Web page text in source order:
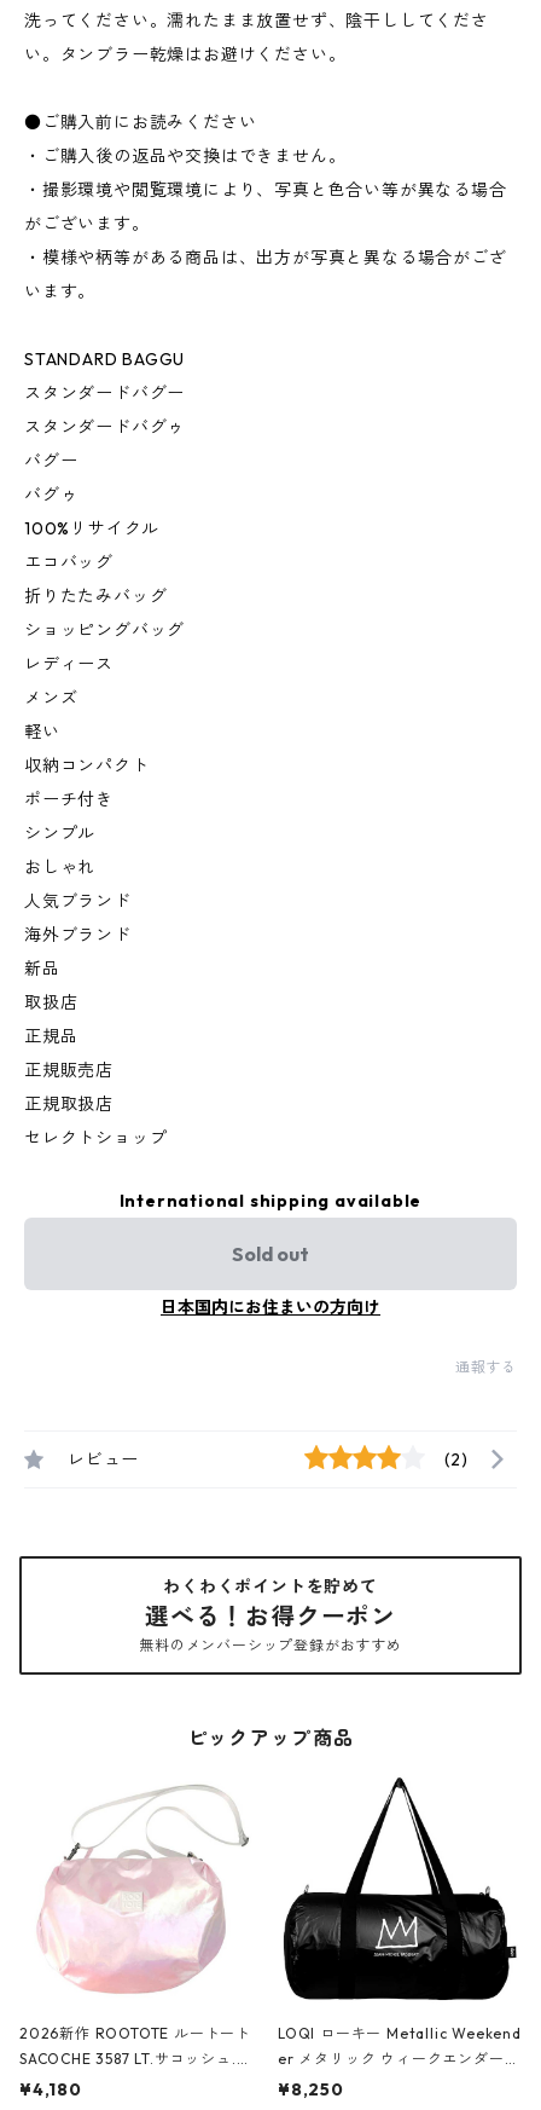
洗ってください。濡れたまま放置せず、陰干ししてくださ
い。タンブラー乾燥はお避けください。
●ご購入前にお読みください
・ご購入後の返品や交換はできません。
・撮影環境や閲覧環境により、写真と色合い等が異なる場合
がございます。
・模様や柄等がある商品は、出方が写真と異なる場合がござ
います。
STANDARD BAGGU
スタンダードバグー
スタンダードバグゥ
バグー
バグゥ
100%リサイクル
エコバッグ
折りたたみバッグ
ショッピングバッグ
レディース
メンズ
軽い
収納コンパクト
ポーチ付き
シンプル
おしゃれ
人気ブランド
海外ブランド
新品
取扱店
正規品
正規販売店
正規取扱店
セレクトショップ
International shipping available
Sold out
日本国内にお住まいの方向け
通報する
レビュー (2)
わくわくポイントを貯めて
選べる！お得クーポン
無料のメンバーシップ登録がおすすめ
ピックアップ商品
2026新作 ROOTOTE ルートート
SACOCHE 3587 LT.サコッシュ.ル
ミエ-B ショルダーバッグ グロスピ
¥4,180
LOQI ローキー Metallic Weekend
er メタリック ウィークエンダー
ボストンバッグ ショルダーバッグ
¥8,250